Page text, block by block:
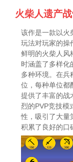
火柴人遗产
该作是一款以火
玩法对玩家的操
鲜明的火柴人风
时涵盖了多样化
多种环境。在兵
位，每种单位都
提供了丰富的战
烈的PVP竞技模
性，吸引了大量
积累了良好的口